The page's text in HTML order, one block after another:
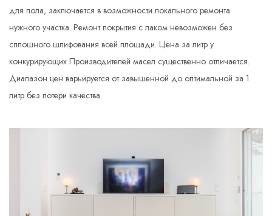
для пола, заключается в возможности локального ремонта
нужного участка. Ремонт покрытия с лаком невозможен без
сплошного шлифования всей площади. Цена за литр у
конкурирующих Производителей масел существенно отличается.
Диапазон цен варьируется от завышенной до оптимальной за 1
литр без потери качества.